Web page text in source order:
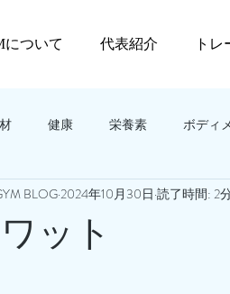
について 代表紹介 ト
健康 栄養素 ボディ
美容
ット
BLOG 2024年10月30日 読了時間: 2